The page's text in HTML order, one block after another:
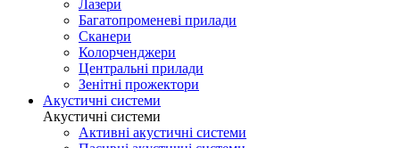
Лазери
Багатопроменеві прилади
Сканери
Колорченджери
Центральні прилади
Зенітні прожектори
Акустичні системи
Акустичні системи
Активні акустичні системи